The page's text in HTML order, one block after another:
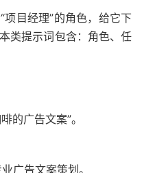
目经理”的角色，给它下
类提示词包含：角色、任
的广告文案”。
广告文案策划。